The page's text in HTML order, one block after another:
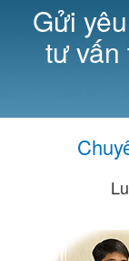
Gửi
tư vấn